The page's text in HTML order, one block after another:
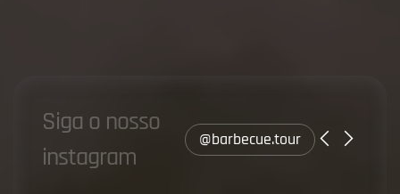
Siga o nosso
instagram
@barbecue.tour